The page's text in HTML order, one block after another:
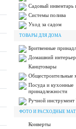
Садовый инвентарь
Системы полива
Уход за садом
ТОВАРЫ ДЛЯ ДОМА
Бритвенные
Домашний интерьер
Канцтовары
Общестроительные
Посуда и кухонные
принадлежности
Ручной
ФОТО И РАСХОДНЫЕ
Конверты